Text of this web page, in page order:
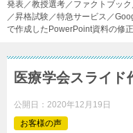
発表／教授選考／ファクトブッ
／昇格試験／特急サービス／
で作成したPowerPoint資料の修
医療学会スライド
公開日： 2020年12月19日
お客様の声